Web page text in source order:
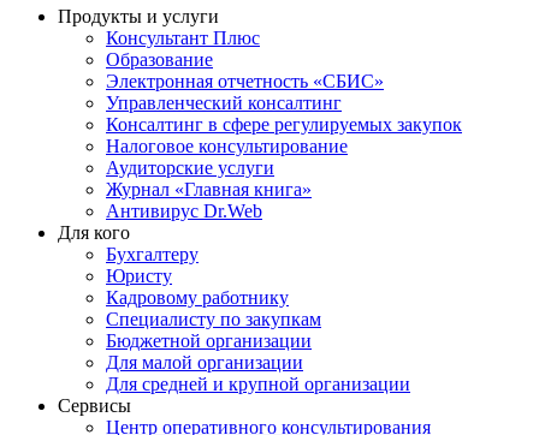
Продукты и услуги
Консультант Плюс
Образование
Электронная отчетность «СБИС»
Управленческий консалтинг
Консалтинг в сфере регулируемых закупок
Налоговое консультирование
Аудиторские услуги
Журнал «Главная книга»
Антивирус Dr.Web
Для кого
Бухгалтеру
Юристу
Кадровому работнику
Специалисту по закупкам
Бюджетной организации
Для малой организации
Для средней и крупной организации
Сервисы
Центр оперативного консультирования